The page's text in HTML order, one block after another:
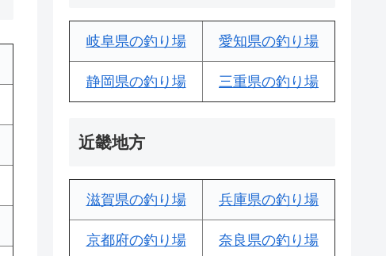
岐阜県の釣り場 愛知県の釣り場
静岡県の釣り場 三重県の釣り場
近畿地方
滋賀県の釣り場 兵庫県の釣り場
京都府の釣り場 奈良県の釣り場